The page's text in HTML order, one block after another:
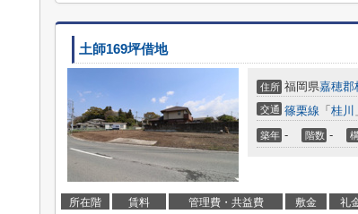
土師169坪借地
住所 福岡県嘉穂郡
交通 篠栗線 「 桂川
築年 - 階数 -
所在階 賃料 管理費・共益費 敷金 礼